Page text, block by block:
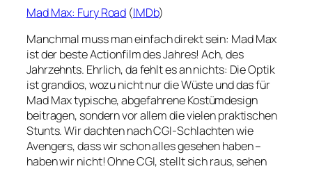
Mad Max: Fury Road (IMDb)
Manchmal muss man einfach direkt sein: Mad Max
ist der beste Actionfilm des Jahres! Ach, des
Jahrzehnts. Ehrlich, da fehlt es an nichts: Die Optik
ist grandios, wozu nicht nur die Wüste und das für
Mad Max typische, abgefahrene Kostümdesign
beitragen, sondern vor allem die vielen praktischen
Stunts. Wir dachten nach CGI-Schlachten wie
Avengers, dass wir schon alles gesehen haben –
haben wir nicht! Ohne CGI, stellt sich raus, sehen